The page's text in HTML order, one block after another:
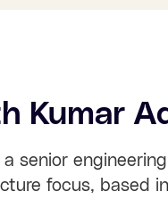
Kumar
a senior
focus, based